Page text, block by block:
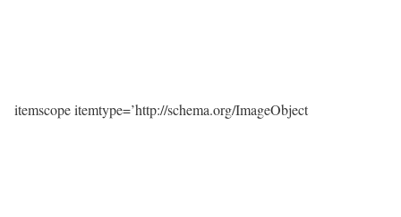
itemscope itemtype=’http://schema.org/ImageObject